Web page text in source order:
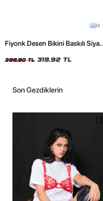
2
Fiyonk Desen Bikini Baskılı Siyah
399,90 TL 319,92 TL
Son Gezdiklerin